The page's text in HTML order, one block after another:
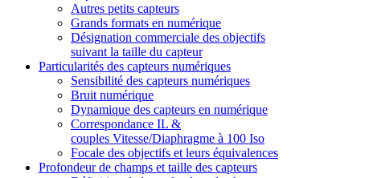
Autres petits capteurs
Grands formats en numérique
Désignation commerciale des objectifs
suivant la taille du capteur
Particularités des capteurs numériques
Sensibilité des capteurs numériques
Bruit numérique
Dynamique des capteurs en numérique
Correspondance IL &
couples Vitesse/Diaphragme à 100 Iso
Focale des objectifs et leurs équivalences
Profondeur de champs et taille des capteurs